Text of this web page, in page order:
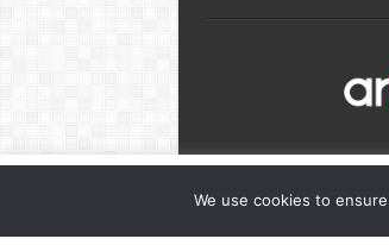
การนำเสนอเนื้อหาตรงตามความต้องการของ
We use cookies to